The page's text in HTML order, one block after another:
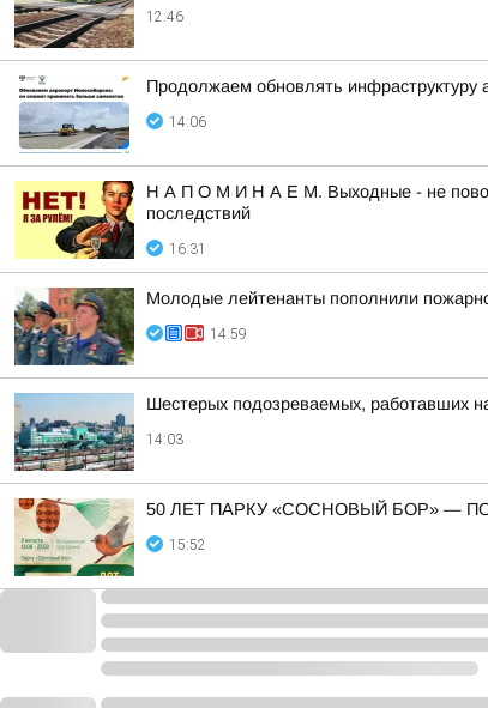
12:46
Продолжаем обновлять инфраструктуру
14:06
Н А П О М И Н А Е М. Выходные - не повод
последствий
16:31
Молодые лейтенанты пополнили
14:59
Шестерых подозреваемых, работавших
14:03
50 ЛЕТ ПАРКУ «СОСНОВЫЙ БОР» —
15:52